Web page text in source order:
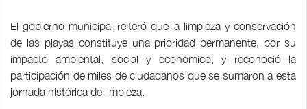
El gobierno municipal reiteró que la limpieza y conservación
de las playas constituye una prioridad permanente, por su
impacto ambiental, social y económico, y reconoció la
participación de miles de ciudadanos que se sumaron a esta
jornada histórica de limpieza.